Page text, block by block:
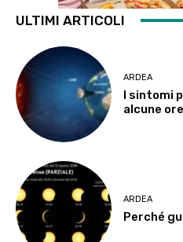
ULTIMI ARTICOLI
ARDEA
I sintomi
alcune ore
ARDEA
Perché